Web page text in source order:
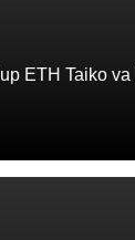
ETH Taiko